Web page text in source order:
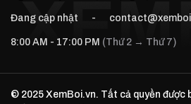
Đang cập nhật -
8:00 AM - 17:00 PM (Thứ 2 → Thứ 7)
© 2025 XemBoi.vn. Tất cả quyền được